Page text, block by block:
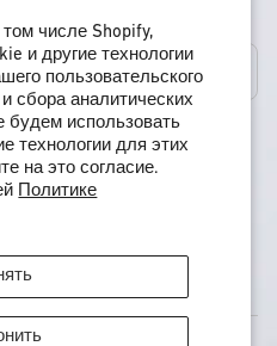
числе Shopify,
и другие технологии
пользовательского
сбора аналитических
использовать
технологии для этих
на это согласие.
Политике